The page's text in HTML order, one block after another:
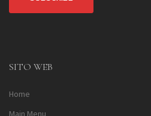
SITO WEB
Home
Main Menu